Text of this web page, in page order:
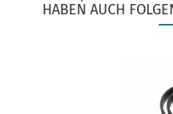
HABEN AUCH